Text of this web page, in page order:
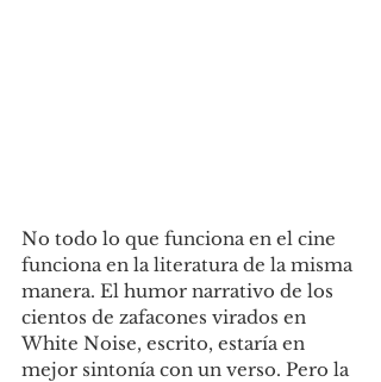
No todo lo que funciona en el cine
funciona en la literatura de la misma
manera. El humor narrativo de los
cientos de zafacones virados en
White Noise, escrito, estaría en
mejor sintonía con un verso. Pero la